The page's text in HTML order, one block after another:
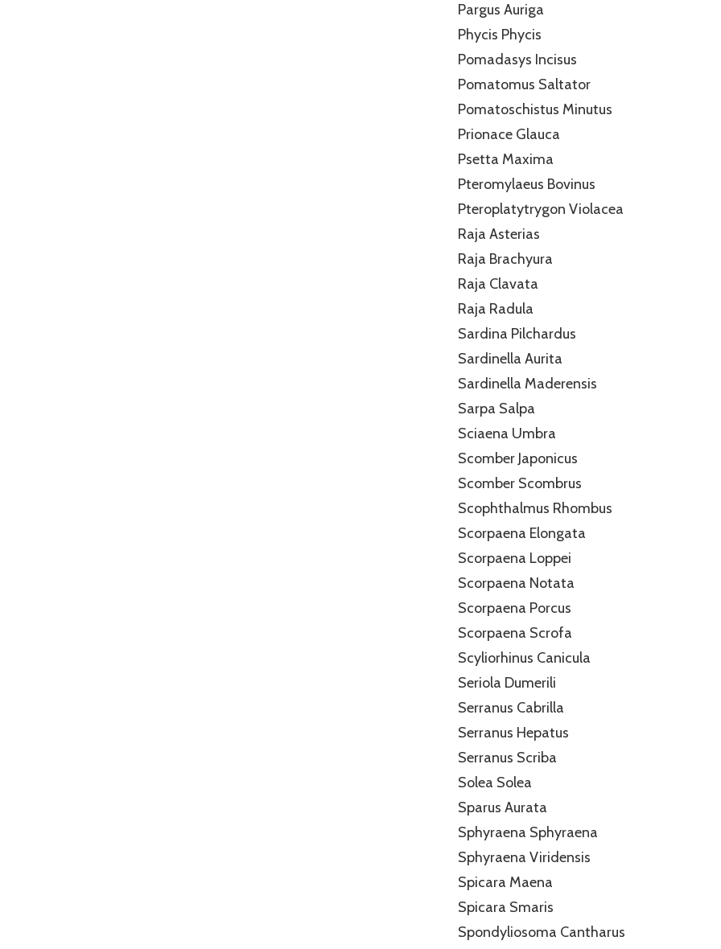
Pargus Auriga
Phycis Phycis
Pomadasys Incisus
Pomatomus Saltator
Pomatoschistus Minutus
Prionace Glauca
Psetta Maxima
Pteromylaeus Bovinus
Pteroplatytrygon Violacea
Raja Asterias
Raja Brachyura
Raja Clavata
Raja Radula
Sardina Pilchardus
Sardinella Aurita
Sardinella Maderensis
Sarpa Salpa
Sciaena Umbra
Scomber Japonicus
Scomber Scombrus
Scophthalmus Rhombus
Scorpaena Elongata
Scorpaena Loppei
Scorpaena Notata
Scorpaena Porcus
Scorpaena Scrofa
Scyliorhinus Canicula
Seriola Dumerili
Serranus Cabrilla
Serranus Hepatus
Serranus Scriba
Solea Solea
Sparus Aurata
Sphyraena Sphyraena
Sphyraena Viridensis
Spicara Maena
Spicara Smaris
Spondyliosoma Cantharus